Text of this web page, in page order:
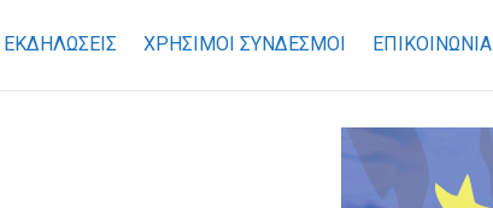
ΕΚΔΗΛΩΣΕΙΣ ΧΡΉΣΙΜΟΙ ΣΎΝΔΕΣΜΟΙ ΕΠΙΚΟΙΝΩΝΊΑ